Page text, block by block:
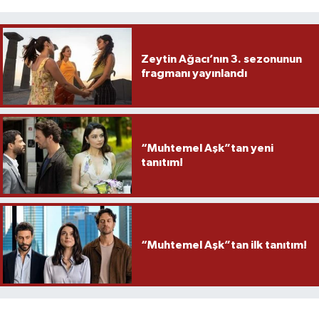
Zeytin Ağacı’nın 3. sezonunun
fragmanı yayınlandı
“Muhtemel Aşk”tan yeni
tanıtım!
“Muhtemel Aşk”tan ilk tanıtım!